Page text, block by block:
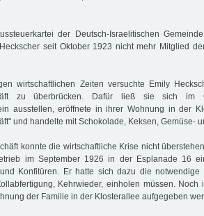
der Deutsch-Israelitischen
seit Oktober 1923 nicht mehr Mitglied
wirtschaftlichen Zeiten versuchte Emily
zu überbrücken. Dafür ließ sie sich im
ausstellen, eröffnete in ihrer Wohnung in der
und handelte mit Schokolade, Keksen, Gemüse-
konnte die wirtschaftliche Krise nicht
im September 1926 in der Esplanade 16
Konfitüren. Er hatte sich dazu die
Kehrwieder, einholen müssen. Noch
der Familie in der Klosterallee aufgegeben